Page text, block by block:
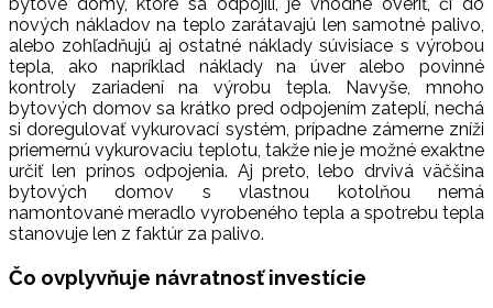
nových nákladov na teplo zarátavajú len samotné palivo,
alebo zohľadňujú aj ostatné náklady súvisiace s výrobou
tepla, ako napríklad náklady na úver alebo povinné
kontroly zariadení na výrobu tepla. Navyše, mnoho
bytových domov sa krátko pred odpojením zateplí, nechá
si doregulovať vykurovací systém, prípadne zámerne zníži
priemernú vykurovaciu teplotu, takže nie je možné exaktne
určiť len prínos odpojenia. Aj preto, lebo drvivá väčšina
bytových domov s vlastnou kotolňou nemá
namontované meradlo vyrobeného tepla a spotrebu tepla
stanovuje len z faktúr za palivo.
Čo ovplyvňuje návratnosť investície